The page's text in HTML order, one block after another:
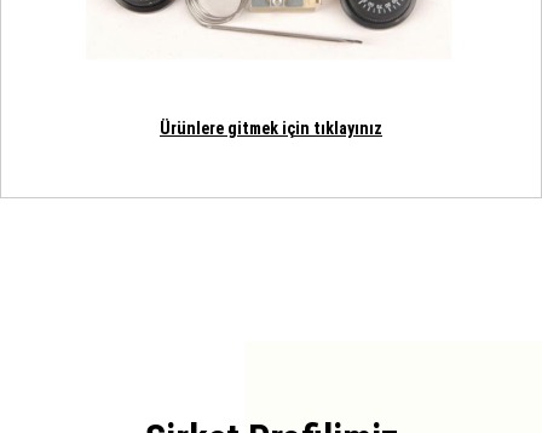
Ürünlere gitmek için tıklayınız